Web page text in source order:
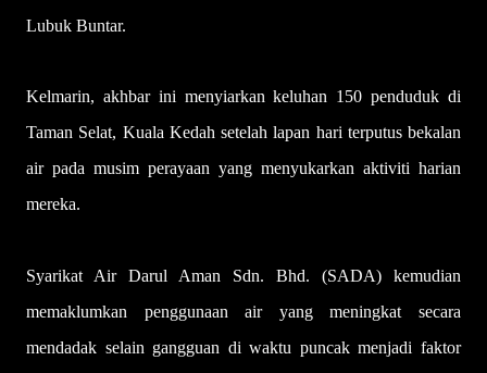
Lubuk Buntar.
Kelmarin, akhbar ini menyiarkan keluhan 150 penduduk di
Taman Selat, Kuala Kedah setelah lapan hari terputus bekalan
air pada musim perayaan yang menyukarkan aktiviti harian
mereka.
Syarikat Air Darul Aman Sdn. Bhd. (SADA) kemudian
memaklumkan penggunaan air yang meningkat secara
mendadak selain gangguan di waktu puncak menjadi faktor